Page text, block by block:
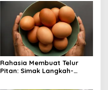
Rahasia Membuat Telur
Pitan: Simak Langkah-